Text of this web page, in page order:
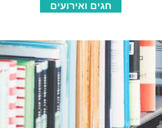
חגים ואירועים